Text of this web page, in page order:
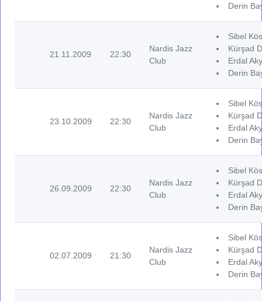
Derin
21.11.2009 22:30
Nardis Jazz
Club
Sibel
Kürşad
Erdal
Derin
23.10.2009 22:30
Nardis Jazz
Club
Sibel
Kürşad
Erdal
Derin
26.09.2009 22:30
Nardis Jazz
Club
Sibel
Kürşad
Erdal
Derin
02.07.2009 21:30
Nardis Jazz
Club
Sibel
Kürşad
Erdal
Derin